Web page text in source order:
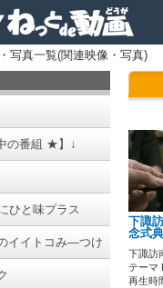
写真一覧(関連映像・写真)
の番組 ★】↓
ひと味プラス
イイトコみ―つけ
下諏
念式典
下諏訪
テーマ
再生時